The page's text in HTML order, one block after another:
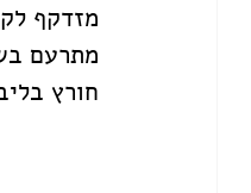
מזדקף
מתרעם
חורץ